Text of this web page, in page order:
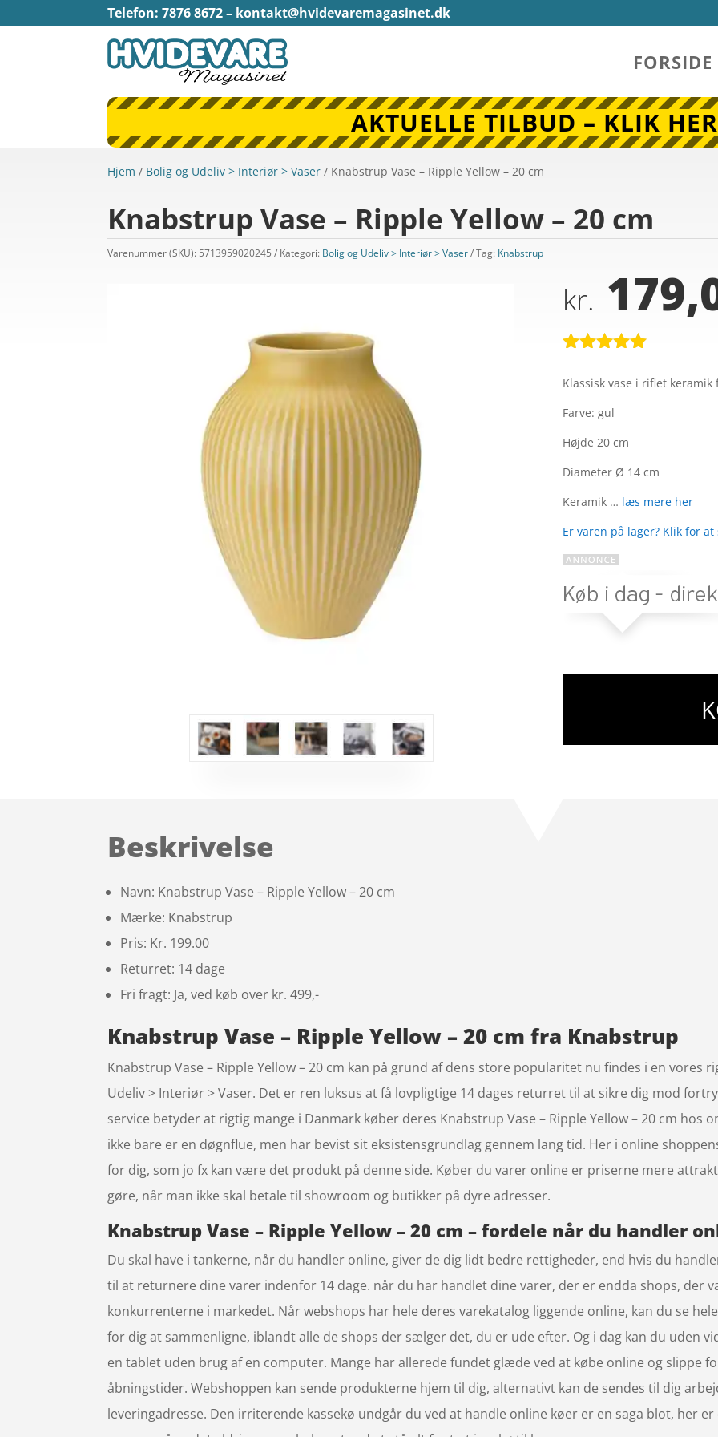
Telefon: 7876 8672 – kontakt@hvidevaremagasinet.dk
FORSIDE
AKTUELLE TILBUD – KLIK
Hjem / Bolig og Udeliv > Interiør > Vaser / Knabstrup Vase – Ripple Yellow – 20 cm
Knabstrup Vase – Ripple Yellow – 20 cm
Varenummer (SKU): 5713959020245 Kategori: Bolig og Udeliv > Interiør > Vaser Tag: Knabstrup
kr.
som 4.9
baseret på
melser
Klassisk vase i riflet
Farve: gul
Højde 20 cm
Diameter Ø 14 cm
Keramik … læs mere her
Er varen på lager? Klik for
Beskrivelse
Navn: Knabstrup Vase – Ripple Yellow – 20 cm
Mærke: Knabstrup
Pris: Kr. 199.00
Returret: 14 dage
Fri fragt: Ja, ved køb over kr. 499,-
Knabstrup Vase – Ripple Yellow – 20 cm fra Knabstrup
Knabstrup Vase – Ripple Yellow – 20 cm kan på grund af dens store popularitet nu findes i en vores
Udeliv > Interiør > Vaser. Det er ren luksus at få lovpligtige 14 dages returret til at sikre dig mod
service betyder at rigtig mange i Danmark køber deres Knabstrup Vase – Ripple Yellow – 20 cm hos
ikke bare er en døgnflue, men har bevist sit eksistensgrundlag gennem lang tid. Her i online
for dig, som jo fx kan være det produkt på denne side. Køber du varer online er priserne mere
gøre, når man ikke skal betale til showroom og butikker på dyre adresser.
Knabstrup Vase – Ripple Yellow – 20 cm – fordele når du handler
Du skal have i tankerne, når du handler online, giver de dig lidt bedre rettigheder, end hvis du
til at returnere dine varer indenfor 14 dage. når du har handlet dine varer, der er endda shops, der
konkurrenterne i markedet. Når webshops har hele deres varekatalog liggende online, kan du se
for dig at sammenligne, iblandt alle de shops der sælger det, du er ude efter. Og i dag kan du uden
en tablet uden brug af en computer. Mange har allerede fundet glæde ved at købe online og slippe
åbningstider. Webshoppen kan sende produkterne hjem til dig, alternativt kan de sendes til dig
leveringadresse. Den irriterende kassekø undgår du ved at handle online køer er en saga blot, her